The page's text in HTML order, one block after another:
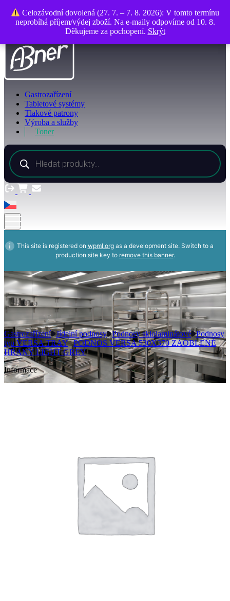
O společnosti
Kontakty
Gastrozařízení
Tabletové systémy
Tlakové patrony
Výroba a služby
Toner
Products
search
Celozávodní dovolená (27. 7. – 7. 8. 2026): V tomto termínu
neprobíhá příjem/výdej zboží. Na e-maily odpovíme od 10. 8.
Děkujeme za pochopení. Skrýt
This site is registered on wpml.orgas a development site. Switch to a
production site key to remove this banner.
Gastrozařízení Jídelní podnosy Podnosy sklolaminátové Podnosy
typ VERSA TRAY PODNOS VERSA 530X370 ZAOBLENÉ
HRANY LIGHT GREY
Informace
Celozávodní dovolená (27. 7. – 7. 8. 2026): V tomto termínu
neprobíhá příjem/výdej zboží. Na e-maily odpovíme od 10. 8.
Děkujeme za pochopení. Skrýt